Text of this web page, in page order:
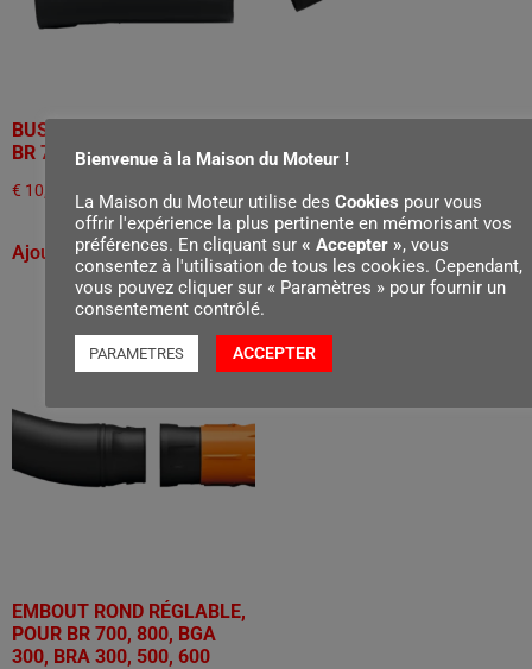
BUSE RONDE DROITE, POUR
BR 700
€ 10,40
Ajouter au panier
800
€ 15,90
Ajouter au panier
EMBOUT ROND RÉGLABLE,
POUR BR 700, 800, BGA
300, BRA 300, 500, 600
Bienvenue à la Maison du Moteur !
La Maison du Moteur utilise des Cookies pour vous
offrir l'expérience la plus pertinente en mémorisant vos
préférences. En cliquant sur « Accepter », vous
consentez à l'utilisation de tous les cookies. Cependant,
vous pouvez cliquer sur « Paramètres » pour fournir un
consentement contrôlé.
PARAMETRES ACCEPTER